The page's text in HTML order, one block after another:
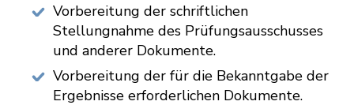
Vorbereitung der schriftlichen
Stellungnahme des Prüfungsausschusses
und anderer Dokumente.
Vorbereitung der für die Bekanntgabe der
Ergebnisse erforderlichen Dokumente.